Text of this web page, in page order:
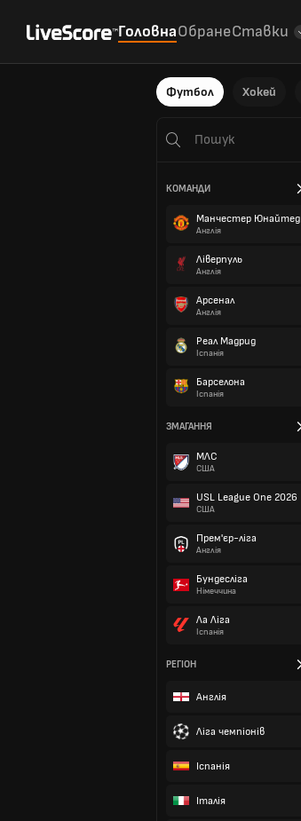
ГоловнаОбранеСтавки
Футбол Хокей
КОМАНДИ
Манчестер Юнайтед
Англія
Ліверпуль
Англія
Арсенал
Англія
Реал Мадрид
Іспанія
Барселона
Іспанія
ЗМАГАННЯ
МЛС
США
USL League One 2026
США
Прем'єр-ліга
Англія
Бундесліга
Німеччина
Ла Ліга
Іспанія
РЕГІОН
Англія
Ліга чемпіонів
Іспанія
Італія